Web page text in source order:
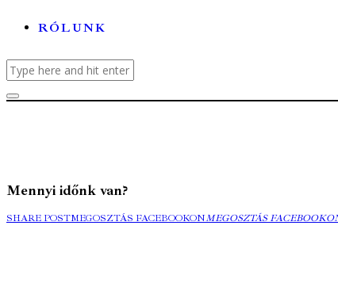
RÓLUNK
Mennyi időnk van?
SHARE POSTMEGOSZTÁS FACEBOOKONMEGOSZTÁS